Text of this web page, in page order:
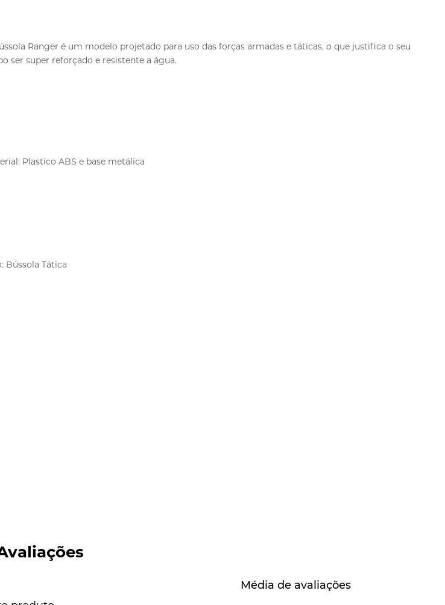
Ranger é um modelo projetado para uso das forças armadas e táticas, o que justifica o seu
ser super reforçado e resistente a água.
Plastico ABS e base metálica
Bússola Tática
Média de avaliações